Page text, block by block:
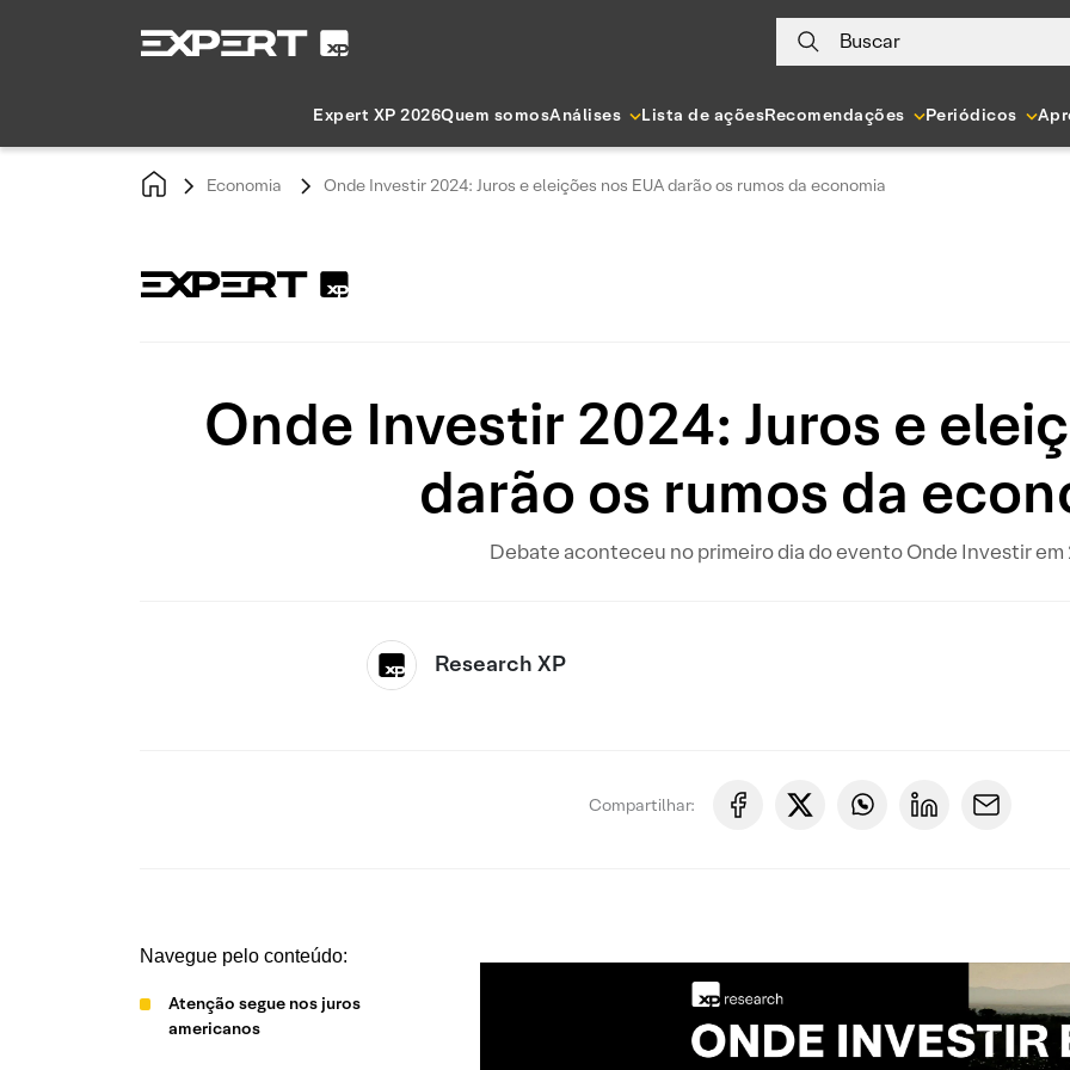
Buscar
Expert XP 2026Quem somosAnálises Lista de açõesRecomendações Periódicos
Economia Onde Investir 2024: Juros e eleições nos EUA darão os rumos da economia
Onde Investir 2024: Juros e
darão os rumos da
Debate aconteceu no primeiro dia do evento Onde Investir em
Research XP
Compartilhar:
Navegue pelo conteúdo:
Atenção segue nos juros
americanos